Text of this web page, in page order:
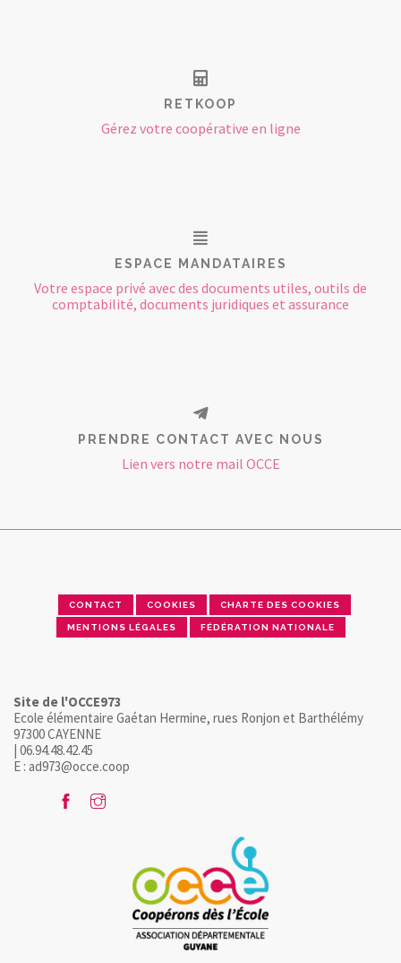
RETKOOP
Gérez votre coopérative en ligne
ESPACE MANDATAIRES
Votre espace privé avec des documents utiles, outils de
comptabilité, documents juridiques et assurance
PRENDRE CONTACT AVEC NOUS
Lien vers notre mail OCCE
CONTACT COOKIES CHARTE DES COOKIES
MENTIONS LÉGALES FÉDÉRATION NATIONALE
Site de l'OCCE973
Ecole élémentaire Gaétan Hermine, rues Ronjon et Barthélémy
97300 CAYENNE
| 06.94.48.42.45
E : ad973@occe.coop